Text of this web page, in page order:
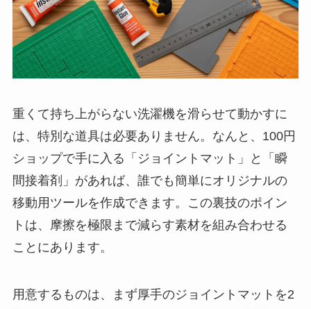
重くて持ち上がらない洗濯機を滑らせて動かすに
は、特別な道具は必要ありません。なんと、100円
ショップで手に入る「ジョイントマット」と「瞬
間接着剤」があれば、誰でも簡単にオリジナルの
移動用ツールを作成できます。この裏技のポイン
トは、摩擦を極限まで減らす素材を組み合わせる
ことにあります。
用意するものは、まず厚手のジョイントマットを2